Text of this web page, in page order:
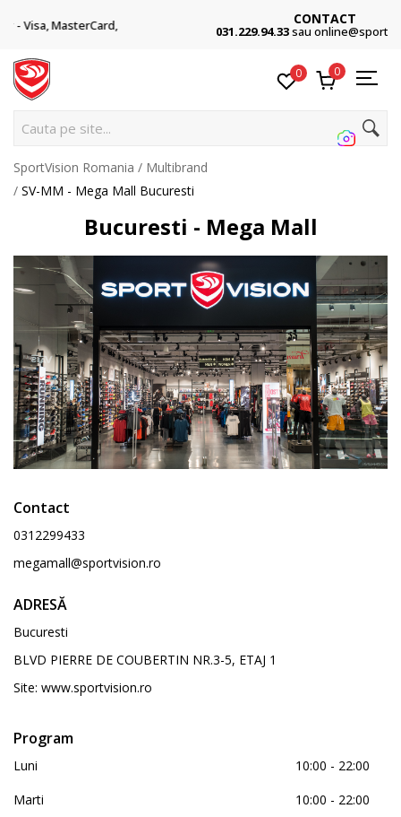
031.229.94.33 sau online@sportvision.ro
0 0
Cauta pe site...
SportVision Romania
Multibrand
SV-MM - Mega Mall Bucuresti
Bucuresti - Mega Mall
Contact
0312299433
megamall@sportvision.ro
ADRESĂ
Bucuresti
BLVD PIERRE DE COUBERTIN NR.3-5, ETAJ 1
Site: www.sportvision.ro
Program
Luni
10:00 - 22:00
Marti
10:00 - 22:00